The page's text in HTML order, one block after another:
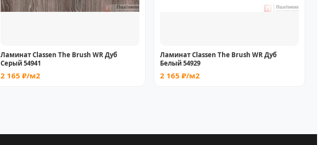
Ламинат Classen The Brush WR Дуб
Серый 54941
2 165 ₽/м2
Ламинат Classen The Brush WR Дуб
Белый 54929
2 165 ₽/м2